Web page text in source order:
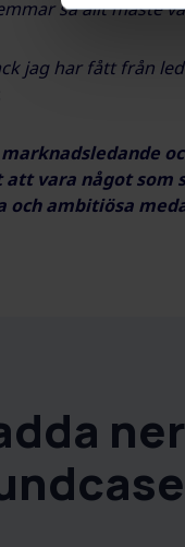
så allt måste
jag har fått från
att vara något som
och ambitiösa